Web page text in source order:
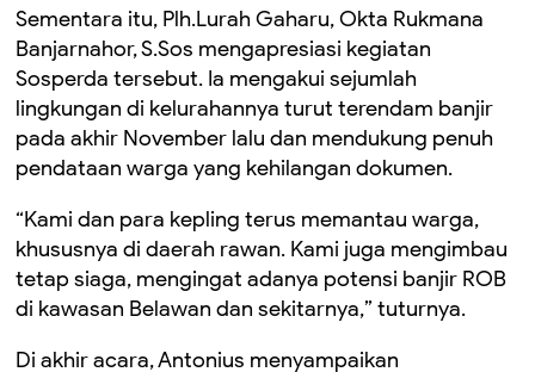
Sementara itu, Plh.Lurah Gaharu, Okta Rukmana
Banjarnahor, S.Sos mengapresiasi kegiatan
Sosperda tersebut. Ia mengakui sejumlah
lingkungan di kelurahannya turut terendam banjir
pada akhir November lalu dan mendukung penuh
pendataan warga yang kehilangan dokumen.
“Kami dan para kepling terus memantau warga,
khususnya di daerah rawan. Kami juga mengimbau
tetap siaga, mengingat adanya potensi banjir ROB
di kawasan Belawan dan sekitarnya,” tuturnya.
Di akhir acara, Antonius menyampaikan